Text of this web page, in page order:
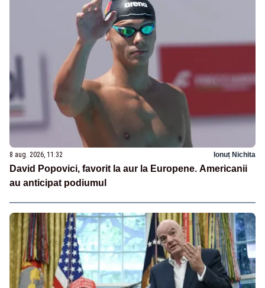
8 aug. 2026, 11:32 Ionuț Nichita
David Popovici, favorit la aur la Europene. Americanii
au anticipat podiumul